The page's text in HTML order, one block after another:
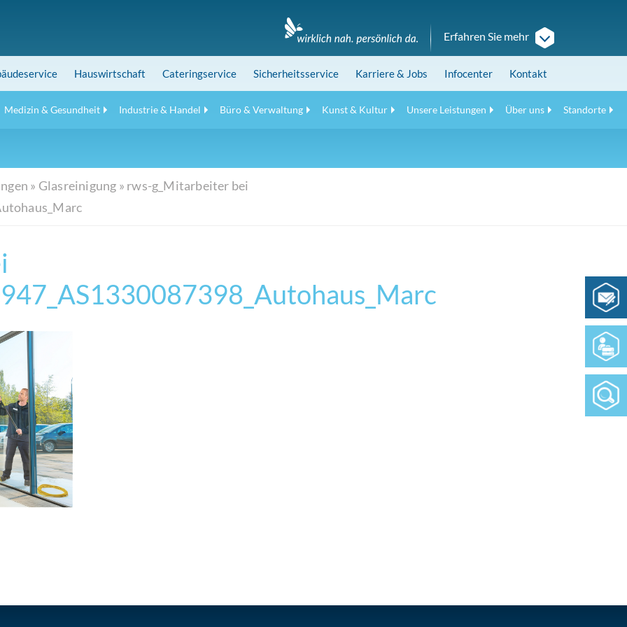
Erfahren Sie mehr
Medizin & Gesundheit Industrie & Handel Büro & Verwaltung Kunst & Kultur Unsere Leistungen Über uns Standorte
Hauswirtschaft Cateringservice Sicherheitsservice Karriere& Jobs Infocenter Kontakt
» Glasreinigung » rws-g_Mitarbeiter bei